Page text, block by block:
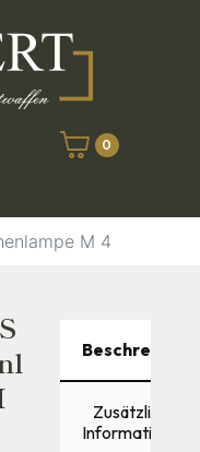
0
M 4
Beschreibung
Zusätzliche
Informationen